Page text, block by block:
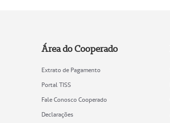
Área do Cooperado
Extrato de Pagamento
Portal TISS
Fale Conosco Cooperado
Declarações